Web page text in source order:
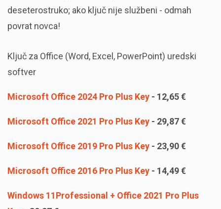
deseterostruko; ako ključ nije službeni - odmah
povrat novca!
Ključ za Office (Word, Excel, PowerPoint) uredski
softver
Microsoft Office 2024 Pro Plus Key - 12,65€
Microsoft Office 2021 Pro Plus Key - 29,87€
Microsoft Office 2019 Pro Plus Key - 23,90€
Microsoft Office 2016 Pro Plus Key - 14,49€
Windows 11Professional + Office 2021 Pro Plus